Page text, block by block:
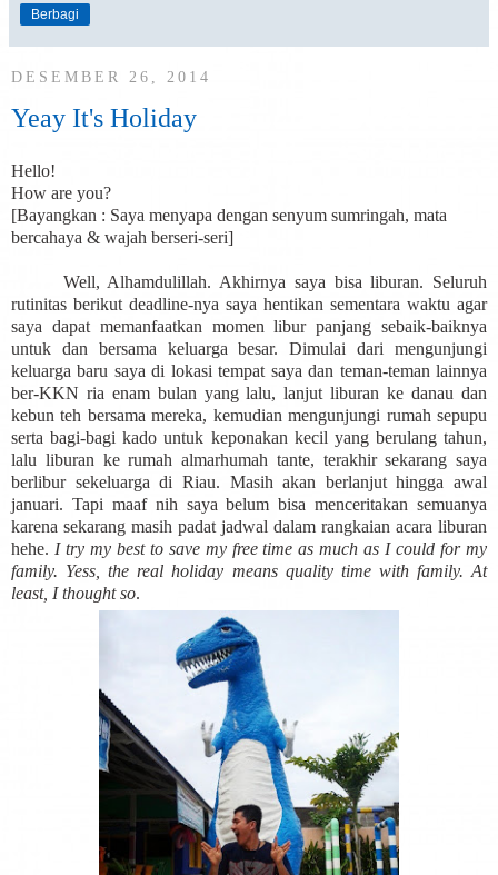
Berbagi
DESEMBER 26, 2014
Yeay It's Holiday
Hello!
How are you?
[Bayangkan : Saya menyapa dengan senyum sumringah, mata
bercahaya & wajah berseri-seri]
Well, Alhamdulillah. Akhirnya saya bisa liburan. Seluruh
rutinitas berikut deadline-nya saya hentikan sementara waktu agar
saya dapat memanfaatkan momen libur panjang sebaik-baiknya
untuk dan bersama keluarga besar. Dimulai dari mengunjungi
keluarga baru saya di lokasi tempat saya dan teman-teman lainnya
ber-KKN ria enam bulan yang lalu, lanjut liburan ke danau dan
kebun teh bersama mereka, kemudian mengunjungi rumah sepupu
serta bagi-bagi kado untuk keponakan kecil yang berulang tahun,
lalu liburan ke rumah almarhumah tante, terakhir sekarang saya
berlibur sekeluarga di Riau. Masih akan berlanjut hingga awal
januari. Tapi maaf nih saya belum bisa menceritakan semuanya
karena sekarang masih padat jadwal dalam rangkaian acara liburan
hehe. I try my best to save my free time as much as I could for my
family. Yess, the real holiday means quality time with family. At
least, I thought so.